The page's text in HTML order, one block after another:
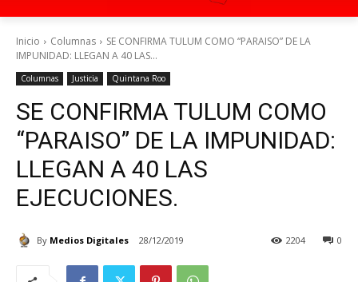
Inicio Columnas
SE CONFIRMA TULUM COMO “PARAISO” DE LA
IMPUNIDAD: LLEGAN A 40 LAS...
Columnas Justicia Quintana Roo
SE CONFIRMA TULUM COMO
“PARAISO” DE LA IMPUNIDAD:
LLEGAN A 40 LAS
EJECUCIONES.
By Medios Digitales 28/12/2019 0
2204